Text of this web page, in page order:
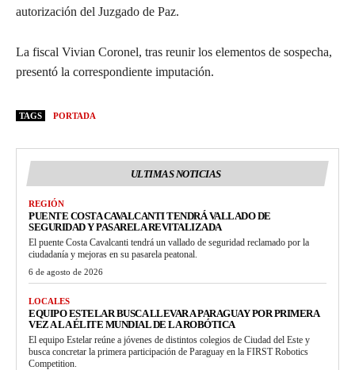
autorización del Juzgado de Paz.
La fiscal Vivian Coronel, tras reunir los elementos de sospecha,
presentó la correspondiente imputación.
TAGS PORTADA
ULTIMAS NOTICIAS
REGIÓN
PUENTE COSTA CAVALCANTI TENDRÁ VALLADO DE
SEGURIDAD Y PASARELA REVITALIZADA
El puente Costa Cavalcanti tendrá un vallado de seguridad reclamado por la
ciudadanía y mejoras en su pasarela peatonal.
6 de agosto de 2026
LOCALES
EQUIPO ESTELAR BUSCA LLEVAR A PARAGUAY POR PRIMERA
VEZ A LA ÉLITE MUNDIAL DE LA ROBÓTICA
El equipo Estelar reúne a jóvenes de distintos colegios de Ciudad del Este y
busca concretar la primera participación de Paraguay en la FIRST Robotics
Competition.